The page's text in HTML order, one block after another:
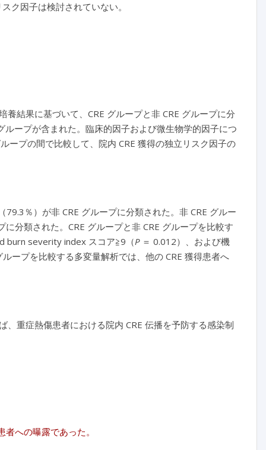
ク因子は検討されていない。
結果に基づいて、CRE グループと非 CRE グループに分
ープが含まれた。臨床的因子および微生物学的因子につ
ープの間で比較して、院内 CRE 獲得の独立リスク因子の
％）が非 CRE グループに分類された。非 CRE グルー
分類された。CRE グループと非 CRE グループを比較す
burn severity index スコア≧9（P＝ 0.012）、および機
ープを比較する多変量解析では、他の CRE 獲得患者へ
重症熱傷患者における院内 CRE 伝播を予防する感染制
への曝露であった。